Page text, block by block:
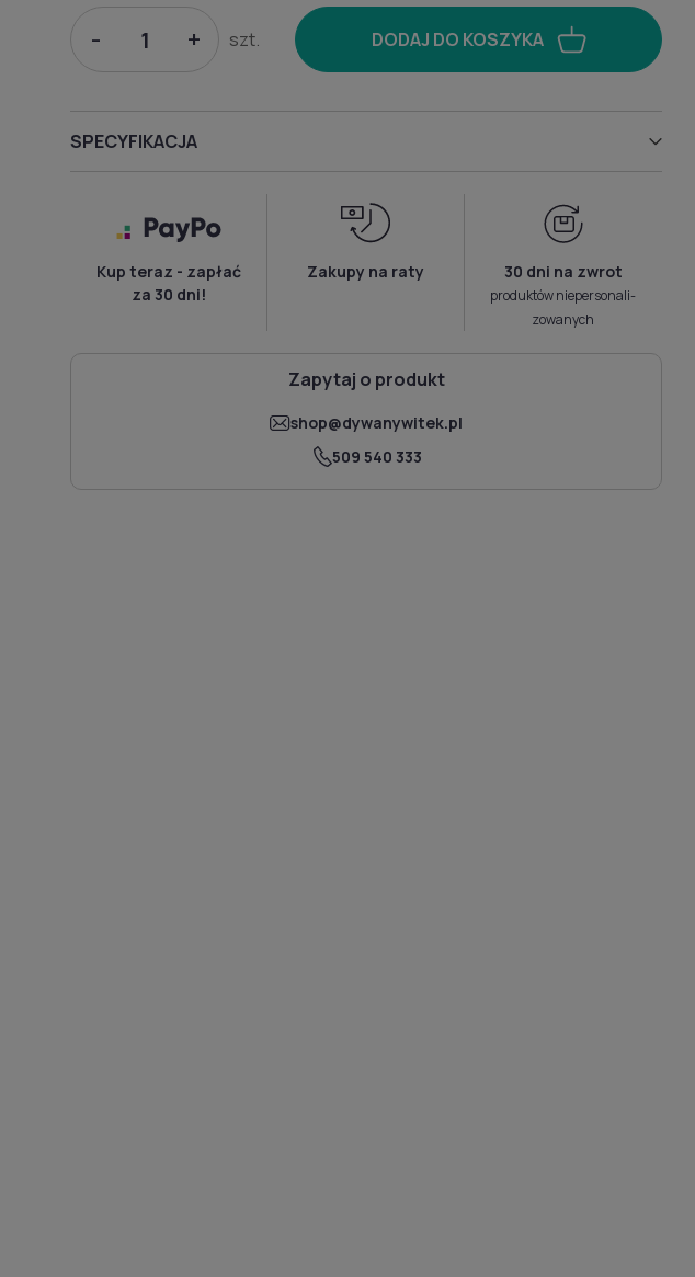
- + szt. DODAJ DO KOSZYKA
SPECYFIKACJA
Kup teraz - zapłać
za 30 dni!
Zakupy na raty 30 dni na zwrot
produktów niepersonali­
zowanych
Zapytaj o produkt
shop@dywanywitek.pl
509 540 333